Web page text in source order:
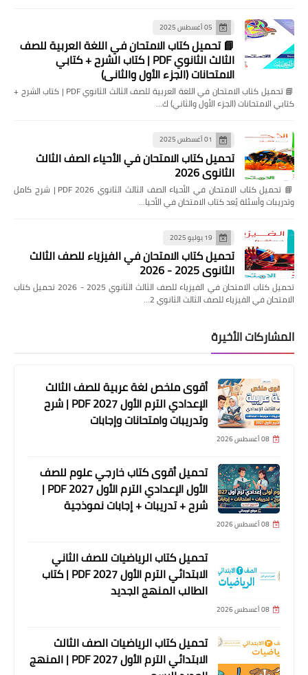
05 أغسطس 2025
📘 تحميل كتاب الامتحان في اللغة العربية للصف
الثالث الثانوي PDF | كتاب الشرح + كتابي
الامتحانات (الجزء الأول والثاني)
📘 تحميل كتاب الامتحان في اللغة العربية للصف الثالث الثانوي PDF | كتاب الشرح +
كتابي الامتحانات (الجزء الأول والثاني) ك…
01 أغسطس 2025
تحميل كتاب الامتحان في الأحياء الصف الثالث
الثانوي 2026
📘 تحميل كتاب الامتحان في الأحياء الصف الثالث الثانوي 2026 PDF | شرح كامل
وتدريبات وأسئلة يُعد كتاب الامتحان في الأحيا…
19 يوليو 2025
تحميل كتاب الامتحان في الفيزياء للصف الثالث
الثانوي 2025 - 2026
تحميل كتاب الامتحان في الفيزياء للصف الثالث الثانوي 2025 - 2026 تحميل كتاب
الامتحان في الفيزياء للصف الثالث الثانوي 2…
المشاركات الأخيرة
أقوى ملخص لغة عربية للصف الثالث
الإعدادي الترم الأول 2027 PDF | شرح
وتدريبات وامتحانات وإجابات
08 أغسطس 2026
تحميل أقوى كتاب خارجي علوم للصف
الأول الإعدادي الترم الأول 2027 PDF |
شرح + تدريبات + إجابات نموذجية
08 أغسطس 2026
تحميل كتاب الرياضيات للصف الثاني
الابتدائي الترم الأول 2027 PDF | كتاب
الطالب المنهج الجديد
08 أغسطس 2026
تحميل كتاب الرياضيات الصف الثالث
الابتدائي الترم الأول 2027 PDF | المنهج